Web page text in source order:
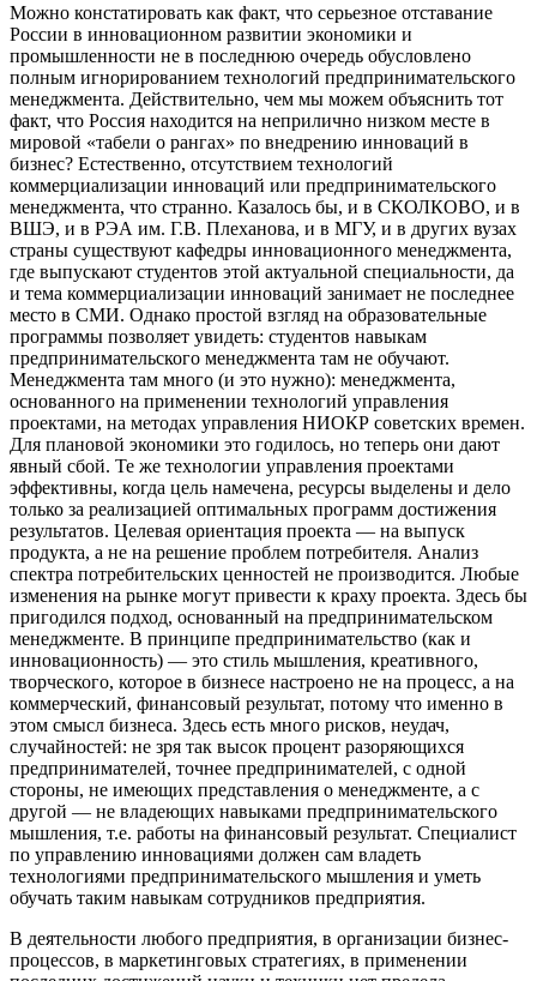
Можно констатировать как факт, что серьезное отставание
России в инновационном развитии экономики и
промышленности не в последнюю очередь обусловлено
полным игнорированием технологий предпринимательского
менеджмента. Действительно, чем мы можем объяснить тот
факт, что Россия находится на неприлично низком месте в
мировой «табели о рангах» по внедрению инноваций в
бизнес? Естественно, отсутствием технологий
коммерциализации инноваций или предпринимательского
менеджмента, что странно. Казалось бы, и в СКОЛКОВО, и в
ВШЭ, и в РЭА им. Г.В. Плеханова, и в МГУ, и в других вузах
страны существуют кафедры инновационного менеджмента,
где выпускают студентов этой актуальной специальности, да
и тема коммерциализации инноваций занимает не последнее
место в СМИ. Однако простой взгляд на образовательные
программы позволяет увидеть: студентов навыкам
предпринимательского менеджмента там не обучают.
Менеджмента там много (и это нужно): менеджмента,
основанного на применении технологий управления
проектами, на методах управления НИОКР советских времен.
Для плановой экономики это годилось, но теперь они дают
явный сбой. Те же технологии управления проектами
эффективны, когда цель намечена, ресурсы выделены и дело
только за реализацией оптимальных программ достижения
результатов. Целевая ориентация проекта — на выпуск
продукта, а не на решение проблем потребителя. Анализ
спектра потребительских ценностей не производится. Любые
изменения на рынке могут привести к краху проекта. Здесь бы
пригодился подход, основанный на предпринимательском
менеджменте. В принципе предпринимательство (как и
инновационность) — это стиль мышления, креативного,
творческого, которое в бизнесе настроено не на процесс, а на
коммерческий, финансовый результат, потому что именно в
этом смысл бизнеса. Здесь есть много рисков, неудач,
случайностей: не зря так высок процент разоряющихся
предпринимателей, точнее предпринимателей, с одной
стороны, не имеющих представления о менеджменте, а с
другой — не владеющих навыками предпринимательского
мышления, т.е. работы на финансовый результат. Специалист
по управлению инновациями должен сам владеть
технологиями предпринимательского мышления и уметь
обучать таким навыкам сотрудников предприятия.
В деятельности любого предприятия, в организации бизнес-
процессов, в маркетинговых стратегиях, в применении